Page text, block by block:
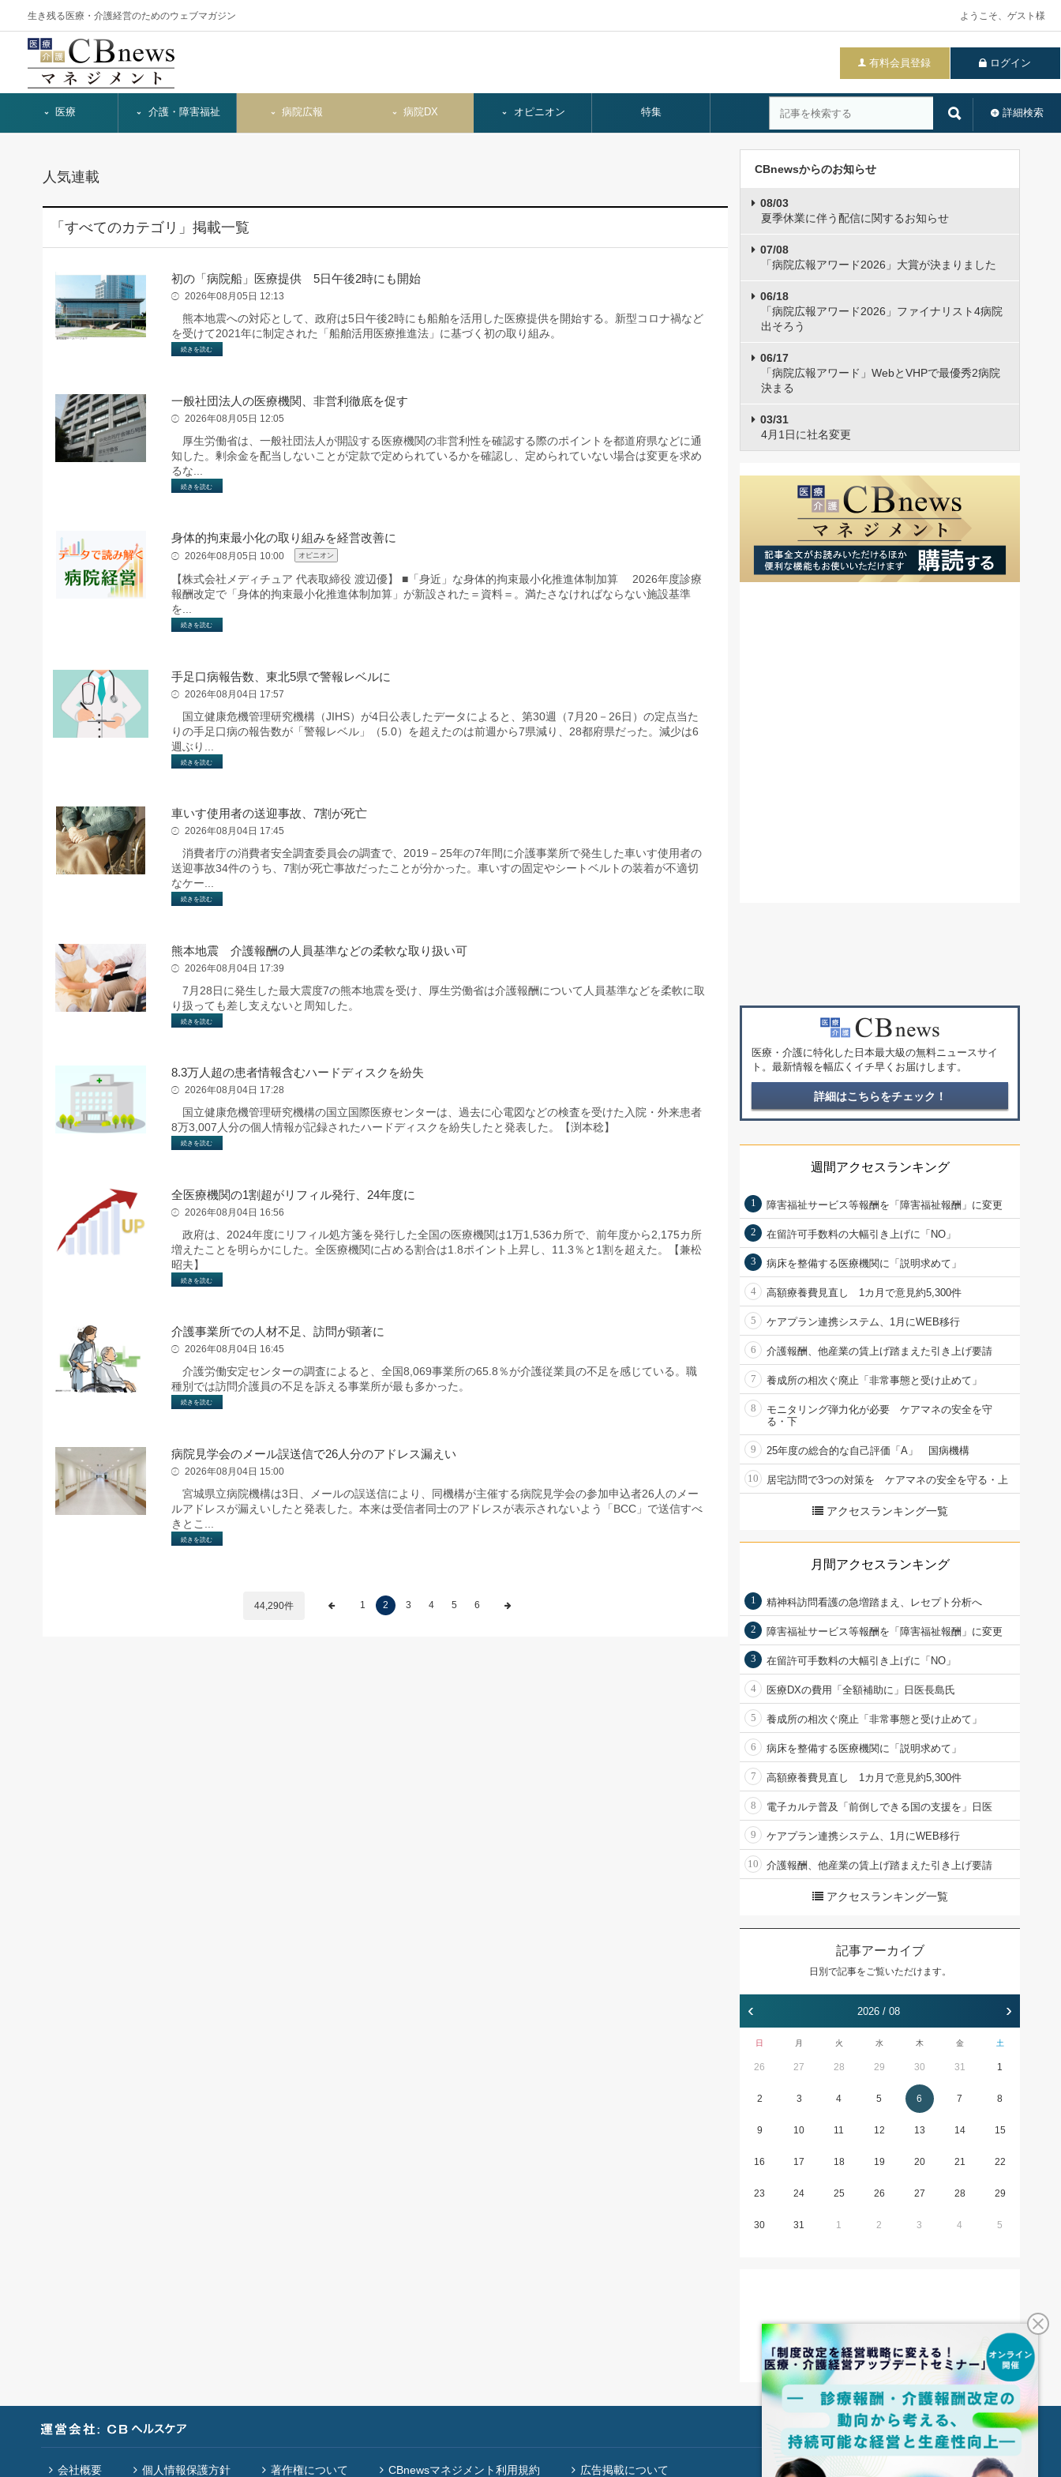
生き残る医療・介護経営のためのウェブマガジン ようこそ、ゲスト様
有料会員登録 ログイン
詳細検索
医療 介護・障害福祉 病院広報 病院DX オピニオン 特集
人気連載
「すべてのカテゴリ」掲載一覧
初の「病院船」医療提供 5日午後2時にも開始
2026年08月05日 12:13
熊本地震への対応として、政府は5日午後2時にも船舶を活用した医療提供を開始する。新型コロナ禍など
を受けて2021年に制定された「船舶活用医療推進法」に基づく初の取り組み。
続きを読む
一般社団法人の医療機関、非営利徹底を促す
2026年08月05日 12:05
厚生労働省は、一般社団法人が開設する医療機関の非営利性を確認する際のポイントを都道府県などに通
知した。剰余金を配当しないことが定款で定められているかを確認し、定められていない場合は変更を求め
るな...
続きを読む
身体的拘束最小化の取り組みを経営改善に
2026年08月05日 10:00 オピニオン
【株式会社メディチュア 代表取締役 渡辺優】 ■「身近」な身体的拘束最小化推進体制加算 2026年度診療
報酬改定で「身体的拘束最小化推進体制加算」が新設された＝資料＝。満たさなければならない施設基準
を...
続きを読む
手足口病報告数、東北5県で警報レベルに
2026年08月04日 17:57
国立健康危機管理研究機構（JIHS）が4日公表したデータによると、第30週（7月20－26日）の定点当た
りの手足口病の報告数が「警報レベル」（5.0）を超えたのは前週から7県減り、28都府県だった。減少は6
週ぶり...
続きを読む
車いす使用者の送迎事故、7割が死亡
2026年08月04日 17:45
消費者庁の消費者安全調査委員会の調査で、2019－25年の7年間に介護事業所で発生した車いす使用者の
送迎事故34件のうち、7割が死亡事故だったことが分かった。車いすの固定やシートベルトの装着が不適切
なケー...
続きを読む
熊本地震 介護報酬の人員基準などの柔軟な取り扱い可
2026年08月04日 17:39
7月28日に発生した最大震度7の熊本地震を受け、厚生労働省は介護報酬について人員基準などを柔軟に取
り扱っても差し支えないと周知した。
続きを読む
8.3万人超の患者情報含むハードディスクを紛失
2026年08月04日 17:28
国立健康危機管理研究機構の国立国際医療センターは、過去に心電図などの検査を受けた入院・外来患者
8万3,007人分の個人情報が記録されたハードディスクを紛失したと発表した。【渕本稔】
続きを読む
全医療機関の1割超がリフィル発行、24年度に
2026年08月04日 16:56
政府は、2024年度にリフィル処方箋を発行した全国の医療機関は1万1,536カ所で、前年度から2,175カ所
増えたことを明らかにした。全医療機関に占める割合は1.8ポイント上昇し、11.3％と1割を超えた。【兼松
昭夫】
続きを読む
介護事業所での人材不足、訪問が顕著に
2026年08月04日 16:45
介護労働安定センターの調査によると、全国8,069事業所の65.8％が介護従業員の不足を感じている。職
種別では訪問介護員の不足を訴える事業所が最も多かった。
続きを読む
病院見学会のメール誤送信で26人分のアドレス漏えい
2026年08月04日 15:00
宮城県立病院機構は3日、メールの誤送信により、同機構が主催する病院見学会の参加申込者26人のメー
ルアドレスが漏えいしたと発表した。本来は受信者同士のアドレスが表示されないよう「BCC」で送信すべ
きとこ...
続きを読む
44,290件 1 2 3 4 5 6
CBnewsからのお知らせ
08/03
夏季休業に伴う配信に関するお知らせ
07/08
「病院広報アワード2026」大賞が決まりました
06/18
「病院広報アワード2026」ファイナリスト4病院
出そろう
06/17
「病院広報アワード」WebとVHPで最優秀2病院
決まる
03/31
4月1日に社名変更
医療・介護に特化した日本最大級の無料ニュースサイ
ト。最新情報を幅広くイチ早くお届けします。
詳細はこちらをチェック！
週間アクセスランキング
1 障害福祉サービス等報酬を「障害福祉報酬」に変更
2 在留許可手数料の大幅引き上げに「NO」
3 病床を整備する医療機関に「説明求めて」
4 高額療養費見直し 1カ月で意見約5,300件
5 ケアプラン連携システム、1月にWEB移行
6 介護報酬、他産業の賃上げ踏まえた引き上げ要請
7 養成所の相次ぐ廃止「非常事態と受け止めて」
8
モニタリング弾力化が必要 ケアマネの安全を守
る・下
9 25年度の総合的な自己評価「A」 国病機構
10 居宅訪問で3つの対策を ケアマネの安全を守る・上
アクセスランキング一覧
月間アクセスランキング
1 精神科訪問看護の急増踏まえ、レセプト分析へ
2 障害福祉サービス等報酬を「障害福祉報酬」に変更
3 在留許可手数料の大幅引き上げに「NO」
4 医療DXの費用「全額補助に」日医長島氏
5 養成所の相次ぐ廃止「非常事態と受け止めて」
6 病床を整備する医療機関に「説明求めて」
7 高額療養費見直し 1カ月で意見約5,300件
8 電子カルテ普及「前倒しできる国の支援を」日医
9 ケアプラン連携システム、1月にWEB移行
10 介護報酬、他産業の賃上げ踏まえた引き上げ要請
アクセスランキング一覧
記事アーカイブ
日別で記事をご覧いただけます。
‹ 2026 / 08 ›
日 月 火 水 木 金 土
26 27 28 29 30 31 1
2 3 4 5 6 7 8
9 10 11 12 13 14 15
16 17 18 19 20 21 22
23 24 25 26 27 28 29
30 31 1 2 3 4 5
会社概要 個人情報保護方針 著作権について CBnewsマネジメント利用規約 広告掲載について